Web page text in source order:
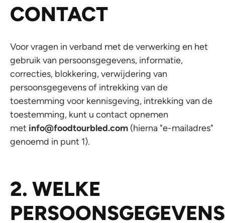
CONTACT
Voor vragen in verband met de verwerking en het
gebruik van persoonsgegevens, informatie,
correcties, blokkering, verwijdering van
persoonsgegevens of intrekking van de
toestemming voor kennisgeving, intrekking van de
toestemming, kunt u contact opnemen
met info@foodtourbled.com (hierna "e-mailadres"
genoemd in punt 1).
2. WELKE
PERSOONSGEGEVENS